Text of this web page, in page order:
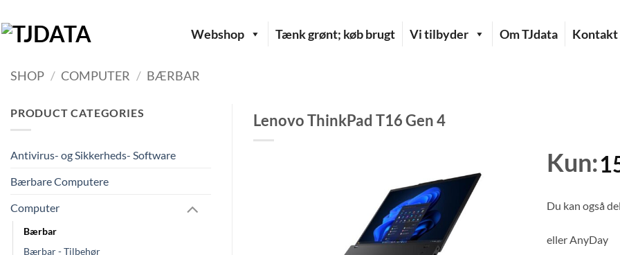
til
indhold
Webshop Tænk grønt; køb brugt Vi tilbyder Om TJdata Kontakt
SHOP / COMPUTER / BÆRBAR
PRODUCT CATEGORIES
Antivirus- og Sikkerheds- Software
Bærbare Computere
Computer
Bærbar
Bærbar - Tilbehør
Lenovo ThinkPad T16 Gen 4
Kun:
Du kan også
ellerAnyDay